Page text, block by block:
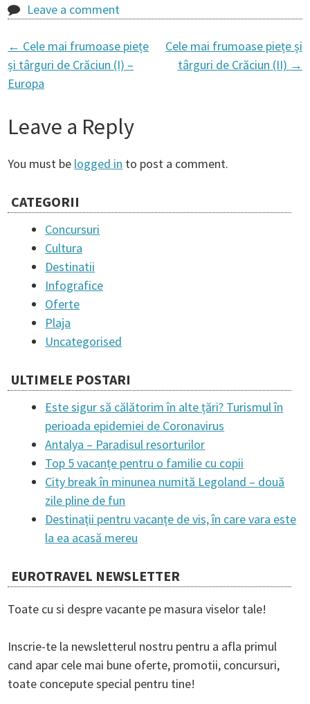
Leave a comment
P
o
s
n
g
n
← Cele mai frumoase piețe
și târguri de Crăciun (I) –
Europa
Cele mai frumoase piețe și
târguri de Crăciun (II) →
Leave a Reply
You must be logged in to post a comment.
CATEGORII
Concursuri
Cultura
Destinatii
Infografice
Oferte
Plaja
Uncategorised
ULTIMELE POSTARI
Este sigur să călătorim în alte țări? Turismul în
perioada epidemiei de Coronavirus
Antalya – Paradisul resorturilor
Top 5 vacanțe pentru o familie cu copii
City break în minunea numită Legoland – două
zile pline de fun
Destinații pentru vacanțe de vis, în care vara este
la ea acasă mereu
EUROTRAVEL NEWSLETTER
Toate cu si despre vacante pe masura viselor tale!
Inscrie-te la newsletterul nostru pentru a afla primul
cand apar cele mai bune oferte, promotii, concursuri,
toate concepute special pentru tine!